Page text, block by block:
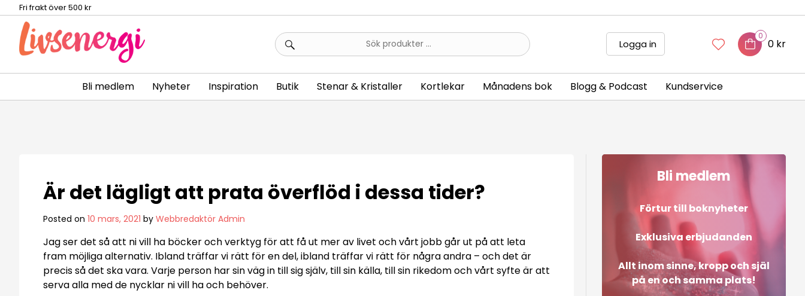
Fri frakt över 500 kr
Sök
efter:
Logga in
0
0 kr
Bli medlem Nyheter Inspiration Butik Stenar & Kristaller Kortlekar Månadens bok Blogg & Podcast Kundservice
Är det lägligt att prata överflöd i dessa tider?
Posted on 10 mars, 2021 by Webbredaktör Admin
Jag ser det så att ni vill ha böcker och verktyg för att få ut mer av livet och vårt jobb går ut på att leta
fram möjliga alternativ. Ibland träffar vi rätt för en del, ibland träffar vi rätt för några andra – och det är
precis så det ska vara. Varje person har sin väg in till sig själv, till sin källa, till sin rikedom och vårt syfte är att
serva alla med de nycklar ni vill ha och behöver.
Bli medlem
Förtur till boknyheter
Exklusiva erbjudanden
Allt inom sinne, kropp och själ
på en och samma plats!